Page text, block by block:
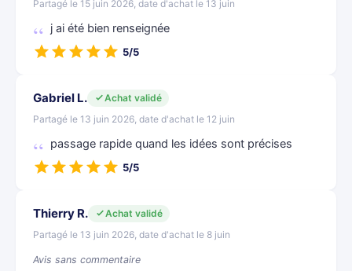
Partagé le 15 juin 2026, date d'achat le 13 juin
j ai été bien renseignée
5/5
Gabriel L.
Achat validé
Partagé le 13 juin 2026, date d'achat le 12 juin
passage rapide quand les idées sont précises
5/5
Thierry R.
Achat validé
Partagé le 13 juin 2026, date d'achat le 8 juin
Avis sans commentaire